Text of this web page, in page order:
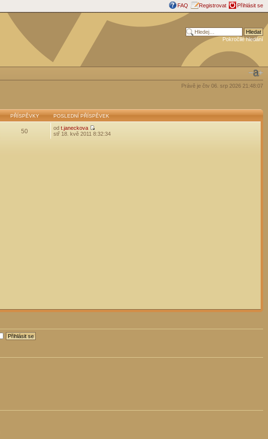
FAQ Registrovat Přihlásit se
Pokročilé hledání
Právě je čtv 06. srp 2026 21:48:07
PŘÍSPĚVKY POSLEDNÍ PŘÍSPĚVEK
50 od t.janeckova
stř 18. kvě 2011 8:32:34